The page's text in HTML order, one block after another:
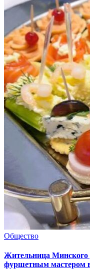
Общество
Жительница Минского
фуршетным мастером